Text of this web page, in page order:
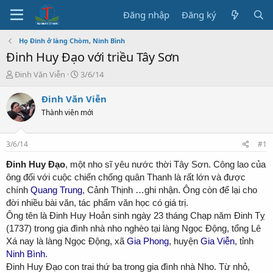
Đăng nhập Đăng ký
Họ Đinh ở làng Chòm, Ninh Bình
Đinh Huy Đạo với triều Tây Sơn
T
r
e
a
s
t
a
t
e
r
Đinh Văn Viễn
N
à
b
ầ
u
3/6/14
Đinh Văn Viễn
Thành viên mới
3/6/14
#1
Đinh Huy Đạo, một nho sĩ yêu nước thời Tây Sơn. Công lao của
ông đối với cuộc chiến chống quân Thanh là rất lớn và được
chính Quang Trung, Cảnh Thịnh …ghi nhận. Ông còn để lại cho
đời nhiều bài văn, tác phẩm văn học có giá trị.
Ông tên là Đinh Huy Hoản sinh ngày 23 tháng Chạp năm Đinh Tỵ
(1737) trong gia đình nhà nho nghèo tại làng Ngọc Động, tổng Lê
Xá nay là làng Ngọc Động, xã Gia Phong, huyện Gia Viễn, tỉnh
Ninh Bình.
Đinh Huy Đạo con trai thứ ba trong gia đình nhà Nho. Từ nhỏ,